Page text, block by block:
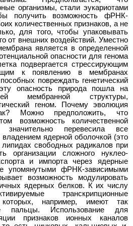
организмы, стали эукариотами
получить возможность фРНК-
количественных признаков, а не
для того, чтобы упаковывать
от внешних воздействий. Уместно
является в определенной
опасности для генома
подвергается стрессирующим
к появлению в мембранах
повреждать генетический
опасность природа пошла на
мембранной структуры,
геном. Почему эволюция
Можно предположить, что
возможность количественной
значительно перевесила все
владением ядерной оболочкой (это
липидах свободных радикалов при
организации сложного нуклео-
и импорта через ядерные
упомянутыми фРНК-зависимыми
возможность модулировать
ядерных белков. К их числу
транскрипционные
например, имеют так
пальцы. Использование для
признаков ионных каналов